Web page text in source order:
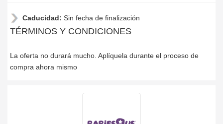
Caducidad: Sin fecha de finalización
TÉRMINOS Y CONDICIONES
La oferta no durará mucho. Aplíquela durante el proceso de
compra ahora mismo